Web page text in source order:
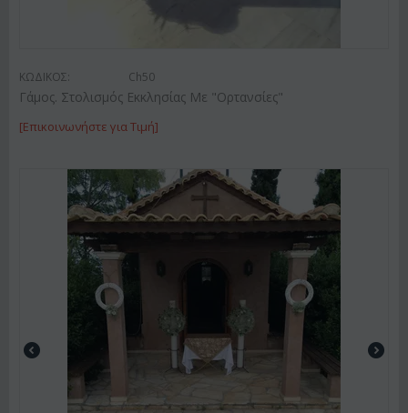
ΚΩΔΙΚΟΣ: Ch50
Γάμος. Στολισμός Εκκλησίας Με "Ορτανσίες"
[Επικοινωνήστε για Τιμή]